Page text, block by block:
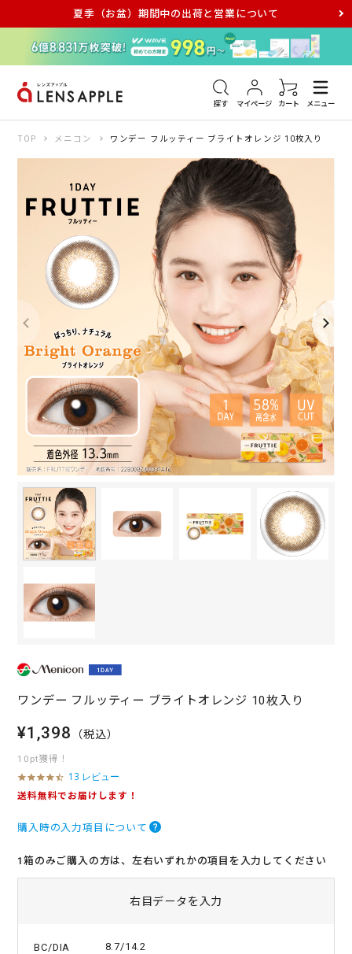
夏季（お盆）期間中の出荷と営業について
探す マイページ カート メニュー
アキュビュー メダリスト メガネ
TOP メニコン ワンデー フルッティー ブライトオレンジ 10枚入り
ワンデー フルッティー ブライトオレンジ 10枚入り
¥1,398 （税込）
10pt獲得！
4
.
t
r
13 レビュー
送料無料でお届けします！
購入時の入力項目について
1箱のみご購入の方は、左右いずれかの項目を入力してください
右目データを入力
BC/DIA 8.7/14.2